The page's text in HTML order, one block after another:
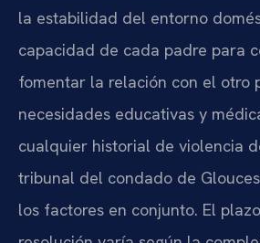
la estabilidad del entorno
capacidad de cada padre para
fomentar la relación con el otro
necesidades educativas y
cualquier historial de violencia
tribunal del condado de
los factores en conjunto. El